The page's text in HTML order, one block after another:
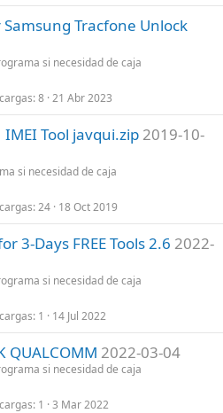
Tracfone Unlock
si necesidad de caja
8 21 Abr 2023
IMEI Tool javqui.zip 2019-10-
si necesidad de caja
24 18 Oct 2019
3-Days FREE Tools 2.6 2022-
si necesidad de caja
1 14 Jul 2022
QUALCOMM 2022-03-04
si necesidad de caja
1 3 Mar 2022